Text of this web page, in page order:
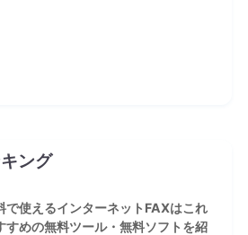
ング
で使えるインターネットFAXはこれ
すめの無料ツール・無料ソフトを紹